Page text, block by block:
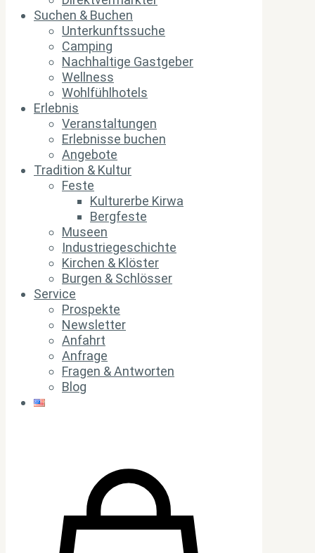
Suchen & Buchen
Unterkunftssuche
Camping
Nachhaltige Gastgeber
Wellness
Wohlfühlhotels
Erlebnis
Veranstaltungen
Erlebnisse buchen
Angebote
Tradition & Kultur
Feste
Kulturerbe Kirwa
Bergfeste
Museen
Industriegeschichte
Kirchen & Klöster
Burgen & Schlösser
Service
Prospekte
Newsletter
Anfahrt
Anfrage
Fragen & Antworten
Blog